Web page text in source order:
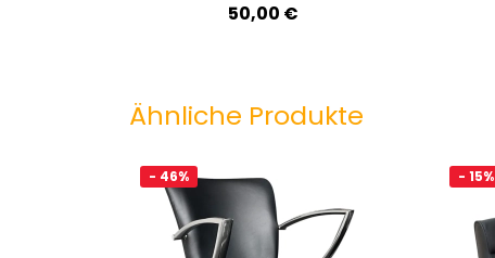
weiß
50,00 €
Ähnliche Produkte
- 46% - 15%